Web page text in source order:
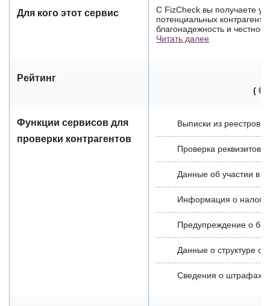
Для кого этот сервис
С FizCheck вы получаете
потенциальных
благонадежность и
Читать далее
Рейтинг
( 6
Функции сервисов для
проверки контрагентов
Выписки из реестров
Проверка реквизитов
Данные об участии в
Информация о
Предупреждение о
Данные о структуре
Сведения о штрафах и